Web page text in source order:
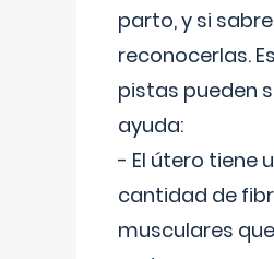
parto, y si
reconocerlas.
pistas pueden
ayuda:
- El útero tiene
cantidad de
musculares